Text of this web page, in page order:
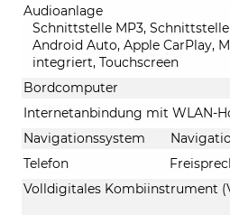
Audioanlage
Schnittstelle MP3,
Android Auto, Apple CarPlay,
integriert, Touchscreen
Bordcomputer
Internetanbindung mit WLAN-
Navigationssystem
Telefon
Volldigitales Kombiinstrument